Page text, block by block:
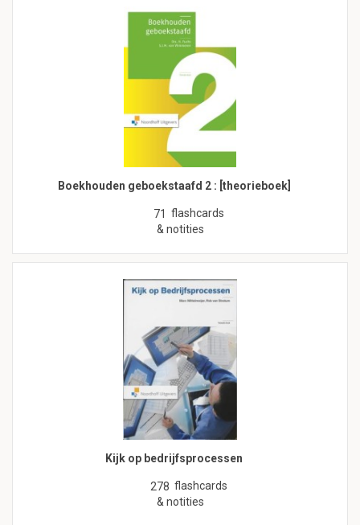
Boekhouden geboekstaafd 2 : [theorieboek]
71 flashcards
& notities
Kijk op bedrijfsprocessen
278 flashcards
& notities